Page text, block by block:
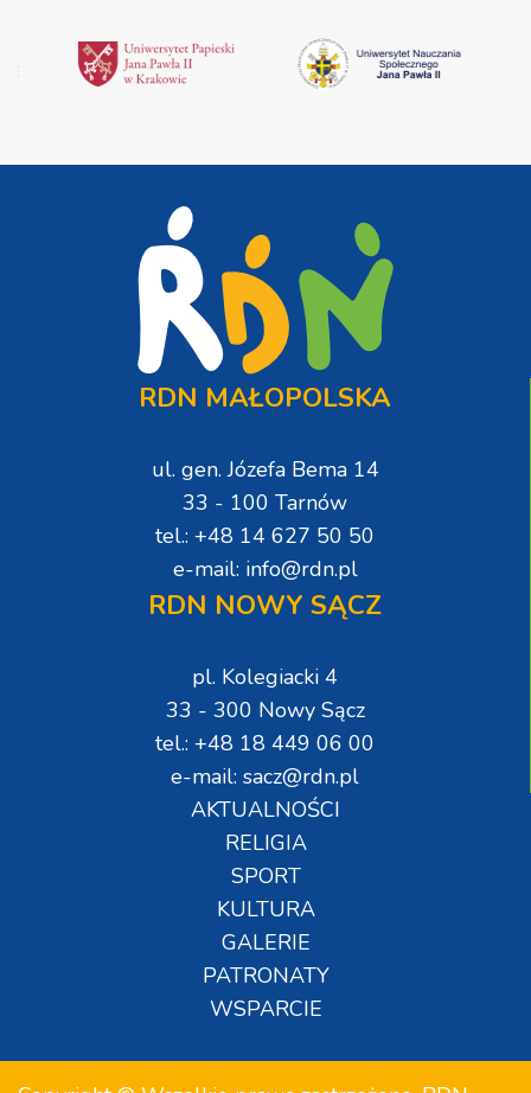
RDN MAŁOPOLSKA
ul. gen. Józefa Bema 14
33 - 100 Tarnów
tel.: +48 14 627 50 50
e-mail: info@rdn.pl
RDN NOWY SĄCZ
pl. Kolegiacki 4
33 - 300 Nowy Sącz
tel.: +48 18 449 06 00
e-mail: sacz@rdn.pl
AKTUALNOŚCI
RELIGIA
SPORT
KULTURA
GALERIE
PATRONATY
WSPARCIE